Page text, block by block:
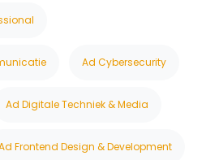
Ad Cybersecurity
Ad Digitale Techniek & Media
Frontend Design & Development